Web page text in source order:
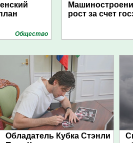
Общество
рост за счет
Обладатель Кубка Стэнли